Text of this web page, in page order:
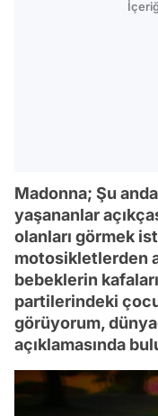
Madonna; Şu
yaşananlar
olanları görmek
motosikletlerden
bebeklerin
partilerindeki
görüyorum,
açıklamasında